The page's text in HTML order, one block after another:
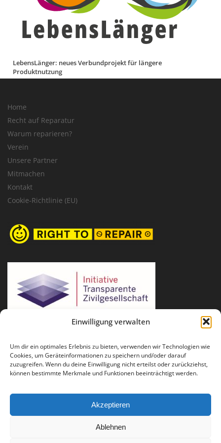
Einwilligung verwalten
Um dir ein optimales Erlebnis zu bieten, verwenden wir Technologien wie
Cookies, um Geräteinformationen zu speichern und/oder darauf
zuzugreifen. Wenn du deine Einwilligung nicht erteilst oder zurückziehst,
können bestimmte Merkmale und Funktionen beeinträchtigt werden.
Akzeptieren
Ablehnen
LebensLänger: neues Verbundprojekt für längere
Produktnutzung
Home
Recht auf Reparatur
Warum reparieren?
Verein
Unsere Partner
Mitmachen
Kontakt
Cookie-Richtlinie (EU)